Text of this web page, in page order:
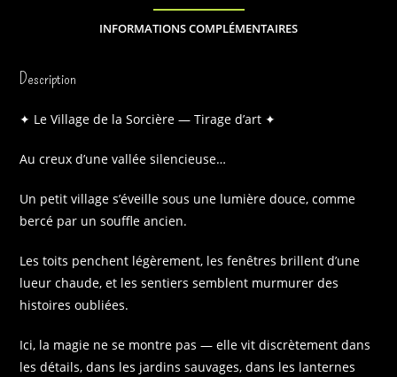
INFORMATIONS COMPLÉMENTAIRES
Description
✦ Le Village de la Sorcière — Tirage d’art ✦
Au creux d’une vallée silencieuse…
Un petit village s’éveille sous une lumière douce, comme
bercé par un souffle ancien.
Les toits penchent légèrement, les fenêtres brillent d’une
lueur chaude, et les sentiers semblent murmurer des
histoires oubliées.
Ici, la magie ne se montre pas — elle vit discrètement dans
les détails, dans les jardins sauvages, dans les lanternes